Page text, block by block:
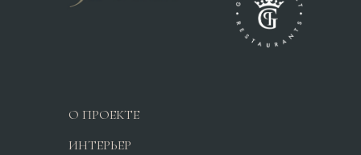
О ПРОЕКТЕ
ИНТЕРЬЕР